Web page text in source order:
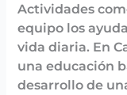
Actividades
equipo los
vida diaria. En
una educación
desarrollo de